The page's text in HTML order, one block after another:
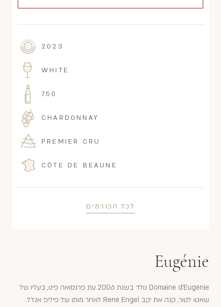
2023
WHITE
750
CHARDONNAY
PREMIER CRU
CÔTE DE BEAUNE
לכל הכורמים
Eugénie
Domaine d'Eugénie נולד בשנת 2006 עת פרנסואה פינו, בעליו של
שאטו לטור, קנה את יקב René Engel לאחר מותו של פיליפ אנז'ל.